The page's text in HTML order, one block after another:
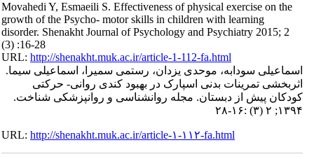
Movahedi Y, Esmaeili S. Effectiveness of physical exercise on the
growth of the Psycho- motor skills in children with learning
disorder. Shenakht Journal of Psychology and Psychiatry 2015; 2
(3) :16-28
URL:http://shenakht.muk.ac.ir/article-1-112-fa.html
اسماعیلی سودابه، موحدی یزدان، رستمی سمیرا، اسماعیلی سیما.
اثربخشی تمرینات بدنی اسپارک در بهبود کندی روانی- حرکتی
کودکان پیش از دبستان. مجله روانشناسی و روانپزشکی شناخت.
۱۳۹۴; ۲ (۳) :۱۶-۲۸
URL:http://shenakht.muk.ac.ir/article-۱-۱۱۲-fa.html